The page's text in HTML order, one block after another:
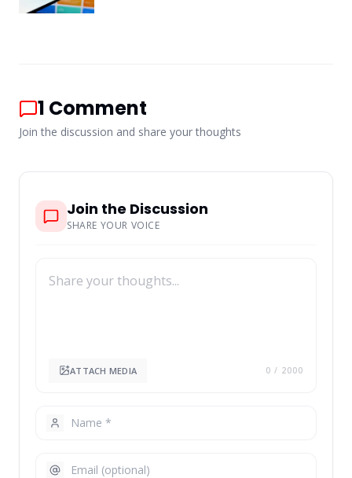
1 Comment
Join the discussion and share your thoughts
Join the Discussion
SHARE YOUR VOICE
ATTACH MEDIA 0 / 2000